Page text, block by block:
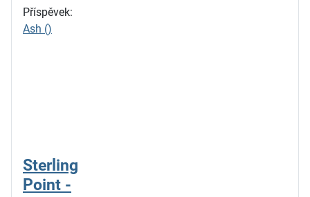
Příspěvek:
Ash ()
Sterling
Point -